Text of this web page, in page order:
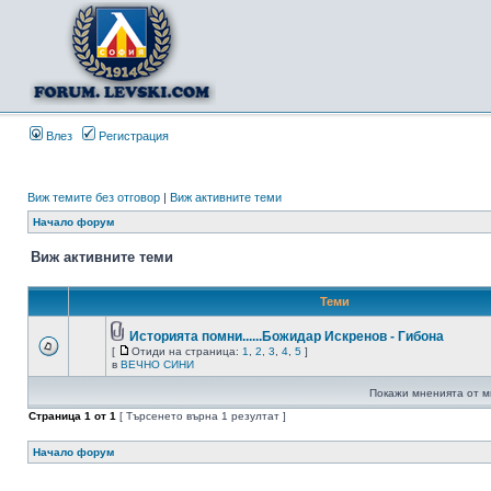
Влез Регистрация
Виж темите без отговор | Виж активните теми
Начало форум
Виж активните теми
Теми
Историята помни......Божидар Искренов - Гибона
[ Отиди на страница: 1 2 3 4 5 ]
в ВЕЧНО СИНИ
Покажи мненията от
Страница 1 от 1 [ Търсенето върна 1 резултат ]
Начало форум